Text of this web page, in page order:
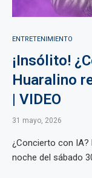
ENTRETENIMIENTO
¡Insólito!
Huaralino
| VIDEO
31 mayo, 2026
¿Concierto con IA?
noche del sábado